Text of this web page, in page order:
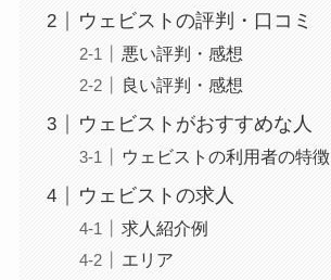
ウェビストの評判・口コミ
悪い評判・感想
良い評判・感想
ウェビストがおすすめな人
ウェビストの利用者の特徴
ウェビストの求人
求人紹介例
エリア